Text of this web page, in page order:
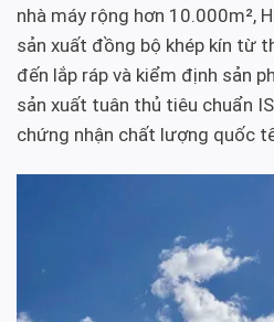
nhà máy rộng hơn 10.000m²,
sản xuất đồng bộ khép kín từ
đến lắp ráp và kiểm định sản
sản xuất tuân thủ tiêu chuẩn
chứng nhận chất lượng quốc